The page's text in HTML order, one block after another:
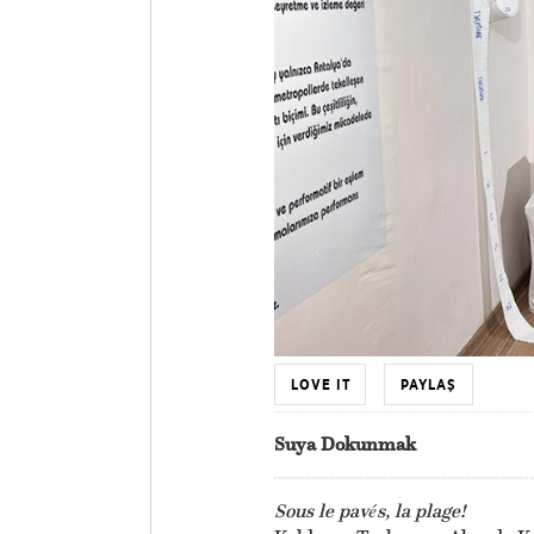
LOVE IT PAYLAŞ
Suya Dokunmak
Sous le pavés, la plage!